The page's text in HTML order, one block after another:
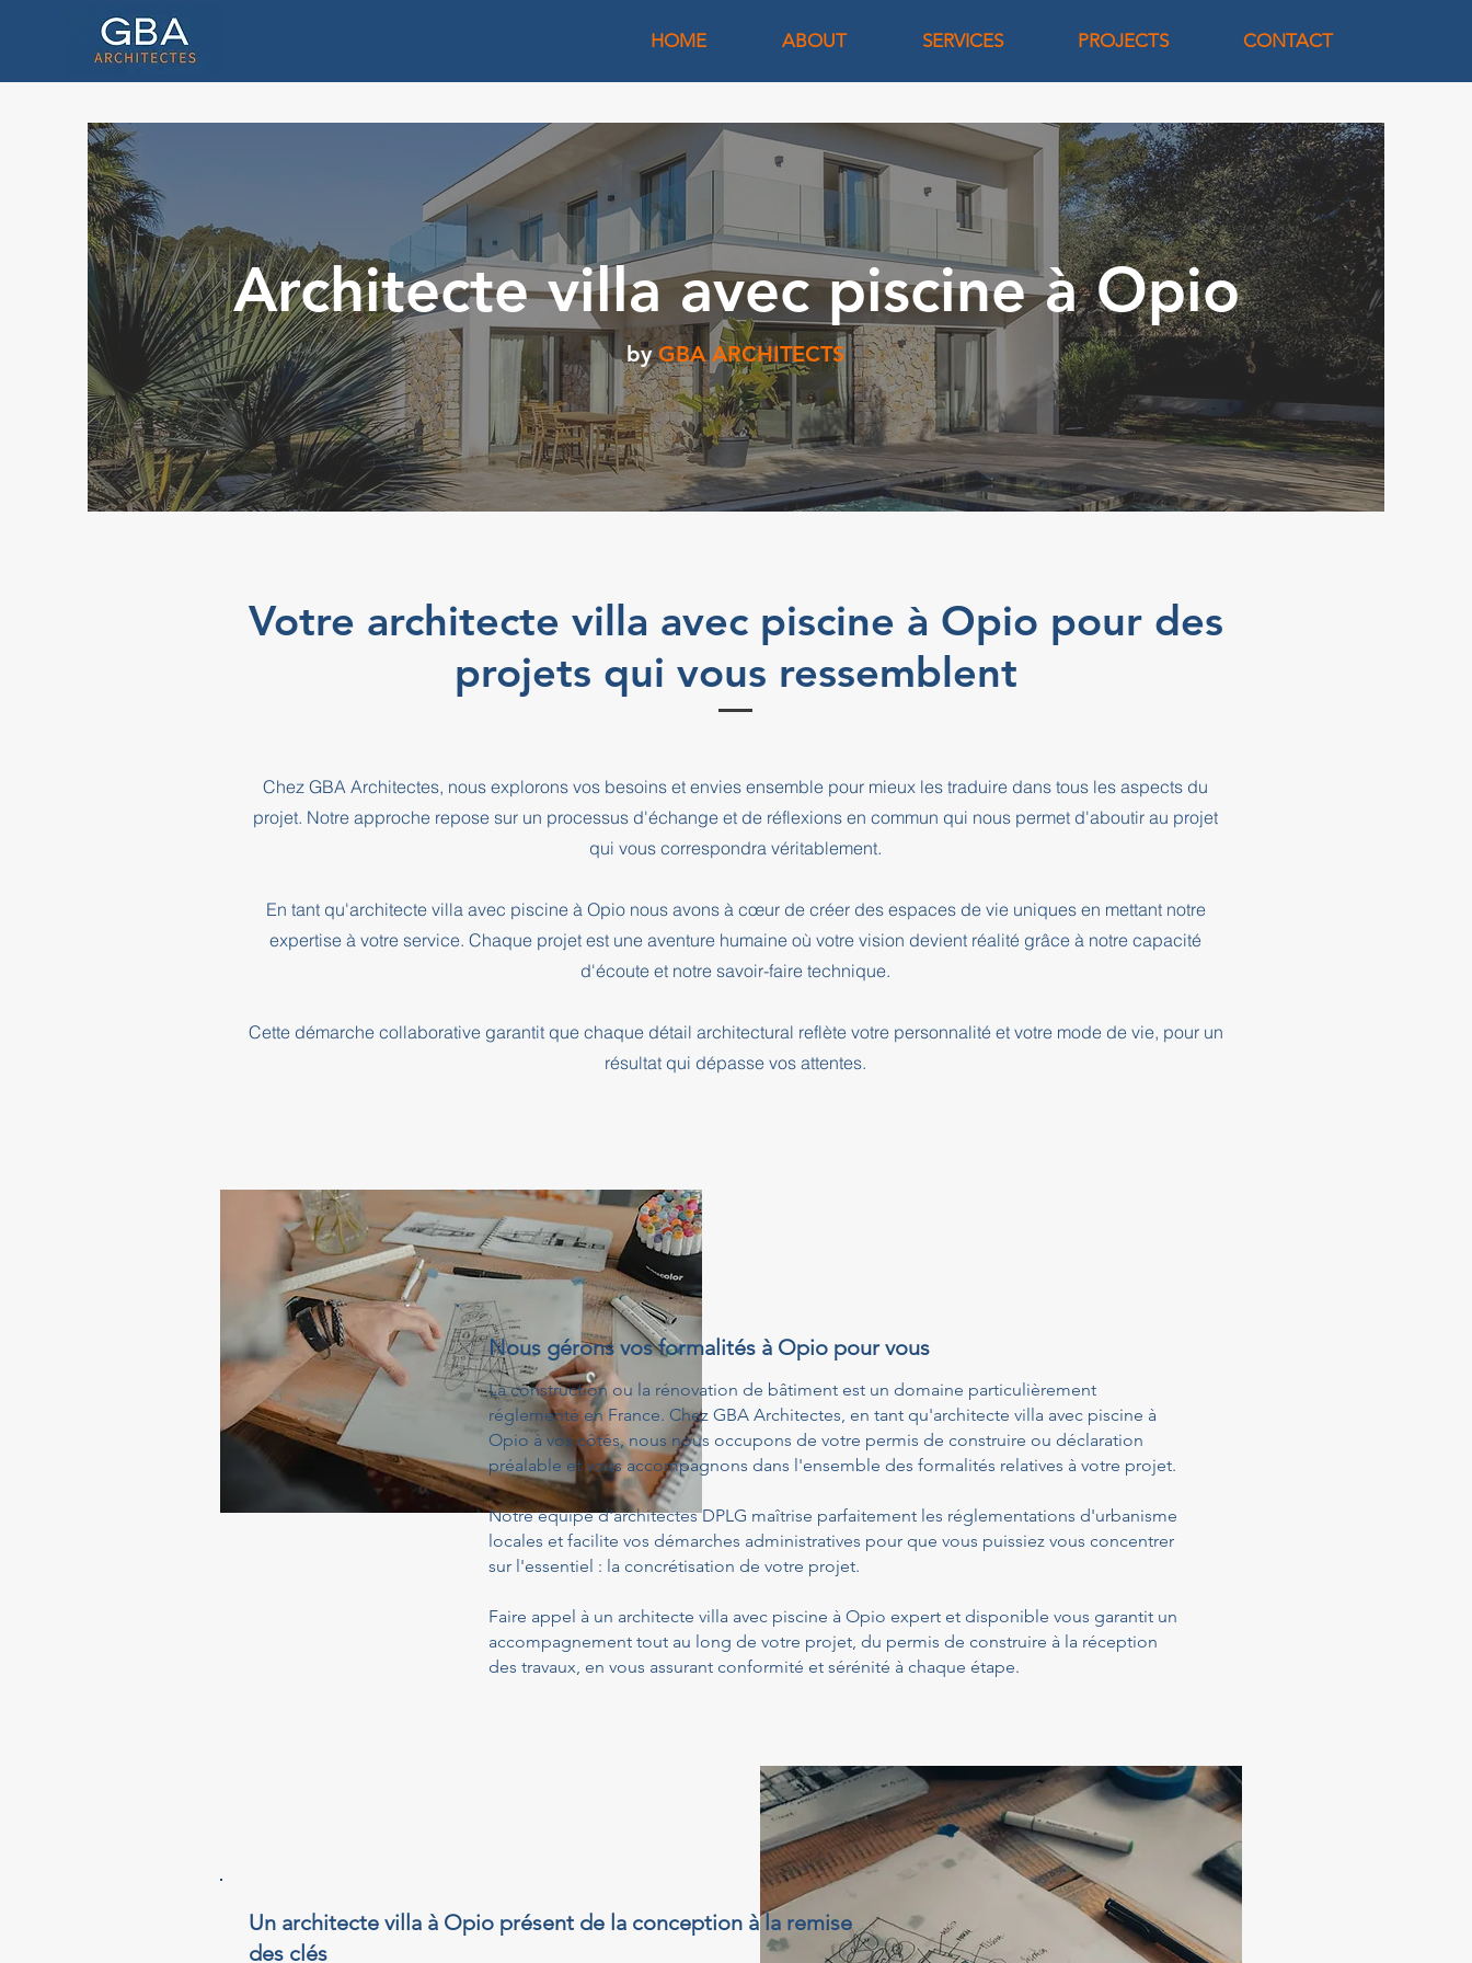
HOME ABOUT SERVICES PROJECTS CONTACT
Architecte villa avec piscine à Opio
by GBA ARCHITECTS
Votre architecte villa avec piscine à Opio pour des
projets qui vous ressemblent
Chez GBA Architectes, nous explorons vos besoins et envies ensemble pour mieux les traduire dans tous les aspects du
projet. Notre approche repose sur un processus d'échange et de réflexions en commun qui nous permet d'aboutir au projet
qui vous correspondra véritablement.
En tant qu'architecte villa avec piscine à Opio nous avons à cœur de créer des espaces de vie uniques en mettant notre
expertise à votre service. Chaque projet est une aventure humaine où votre vision devient réalité grâce à notre capacité
d'écoute et notre savoir-faire technique.
Cette démarche collaborative garantit que chaque détail architectural reflète votre personnalité et votre mode de vie, pour un
résultat qui dépasse vos attentes.
Nous gérons vos formalités à Opio pour vous
La construction ou la rénovation de bâtiment est un domaine particulièrement
réglementé en France. Chez GBA Architectes, en tant qu'architecte villa avec piscine à
Opio à vos côtés, nous nous occupons de votre permis de construire ou déclaration
préalable et vous accompagnons dans l'ensemble des formalités relatives à votre projet.
Notre équipe d'architectes DPLG maîtrise parfaitement les réglementations d'urbanisme
locales et facilite vos démarches administratives pour que vous puissiez vous concentrer
sur l'essentiel : la concrétisation de votre projet.
Faire appel à un architecte villa avec piscine à Opio expert et disponible vous garantit un
accompagnement tout au long de votre projet, du permis de construire à la réception
des travaux, en vous assurant conformité et sérénité à chaque étape.
Un architecte villa à Opio présent de la conception à la remise
des clés